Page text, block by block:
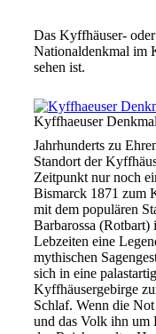
Das Kyffhäuser-
Nationaldenkmal im
sehen ist.
Kyffhaeuser
Jahrhunderts zu
Standort der
Zeitpunkt nur noch
Bismarck 1871 zum
mit dem populären
Barbarossa (Rotbart)
Lebzeiten eine
mythischen
sich in eine
Kyffhäusergebirge
Schlaf. Wenn die
und das Volk ihn um